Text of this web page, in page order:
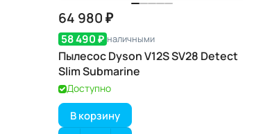
64 980 ₽
58 490 ₽ наличными
Пылесос Dyson V12S SV28 Detect
Slim Submarine
Доступно
В корзину